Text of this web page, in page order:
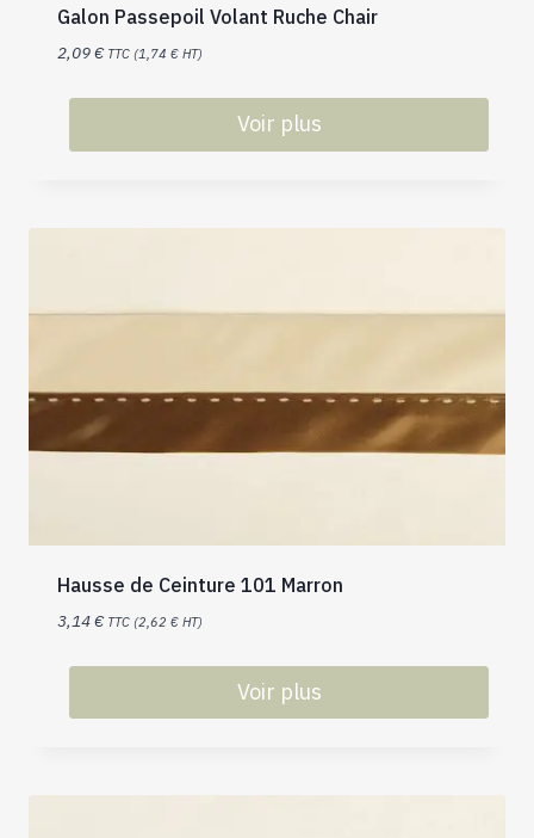
Galon Passepoil Volant Ruche Chair
2,09€ TTC (1,74 € HT)
Voir plus
Hausse de Ceinture 101 Marron
3,14€ TTC (2,62 € HT)
Voir plus